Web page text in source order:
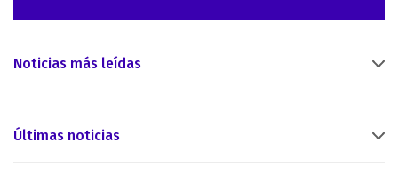
Noticias más leídas
Últimas noticias